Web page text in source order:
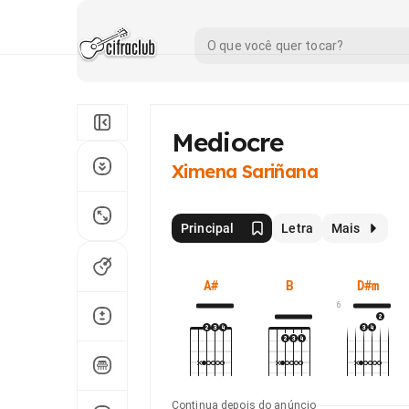
Mediocre
Ximena Sariñana
Principal Letra Mais
A# B D#m
6
Continua depois do anúncio